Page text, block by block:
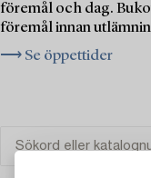
föremål och dag.
föremål innan
⟶ Se öppettider